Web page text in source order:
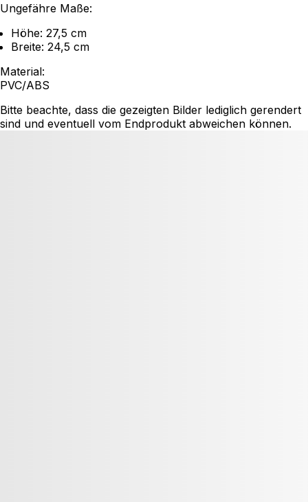
Ungefähre Maße:
Höhe: 27,5 cm
Breite: 24,5 cm
Material:
PVC/ABS
Bitte beachte, dass die gezeigten Bilder lediglich gerendert
sind und eventuell vom Endprodukt abweichen können.